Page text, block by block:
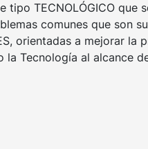
tipo TECNOLÓGICO que
comunes que son
orientadas a mejorar la
la Tecnología al alcance